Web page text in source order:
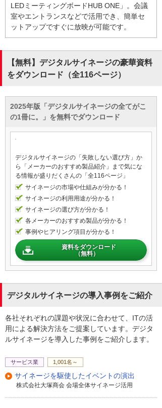
LEDミーティングボードHUB ONE」。会議
室やエントランスなどで活用でき、簡単セ
ットアップですぐに放映が可能です。
【無料】デジタルサイネージの豪華資料
をダウンロード（全116ページ）
2025年版「デジタルサイネージの全てがこ
の1冊に。」を無料でダウンロード
デジタルサイネージの「失敗しない選び方」か
ら「メーカーのおすすめ製品紹介」まで気にな
る情報が盛りだくさんの「全116ページ」
サイネージの市場や仕組みが分かる！
サイネージの利用用途が分かる！
サイネージの選び方が分かる！
各メーカーのおすすめ製品が分かる！
事例やヒアリング項目が分かる！
資料をダウンロード
（無料）
デジタルサイネージの導入事例をご紹介
各社それぞれの課題や状況に合わせて、ITの活
用による解決方法をご提案しています。デジタ
ルサイネージを導入した事例をご紹介します。
サービス業 1,001名～
サイネージを駆使したイベントの演出
株式会社大塚商会 会場全体サイネージ活用